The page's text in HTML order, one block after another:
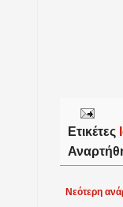
Ετικέτες
Νεότερη